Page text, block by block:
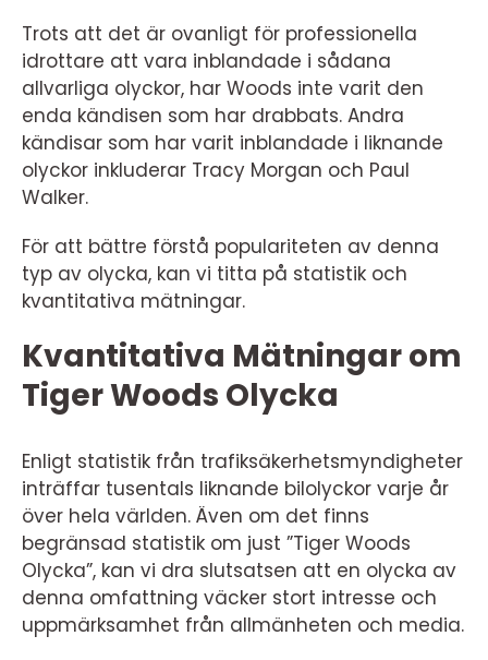
Trots att det är ovanligt för professionella
idrottare att vara inblandade i sådana
allvarliga olyckor, har Woods inte varit den
enda kändisen som har drabbats. Andra
kändisar som har varit inblandade i liknande
olyckor inkluderar Tracy Morgan och Paul
Walker.
För att bättre förstå populariteten av denna
typ av olycka, kan vi titta på statistik och
kvantitativa mätningar.
Kvantitativa Mätningar om
Tiger Woods Olycka
Enligt statistik från trafiksäkerhetsmyndigheter
inträffar tusentals liknande bilolyckor varje år
över hela världen. Även om det finns
begränsad statistik om just ”Tiger Woods
Olycka”, kan vi dra slutsatsen att en olycka av
denna omfattning väcker stort intresse och
uppmärksamhet från allmänheten och media.